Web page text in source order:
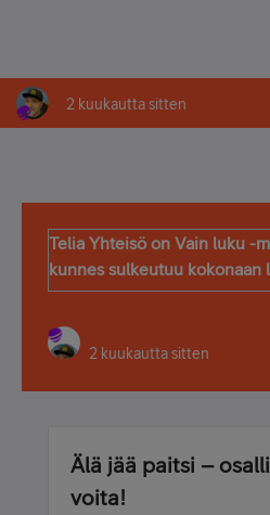
2 kuukautta sitten
Telia Yhteisö on Vain luku -
kunnes sulkeutuu kokonaan
2 kuukautta sitten
Älä jää paitsi –
voita!